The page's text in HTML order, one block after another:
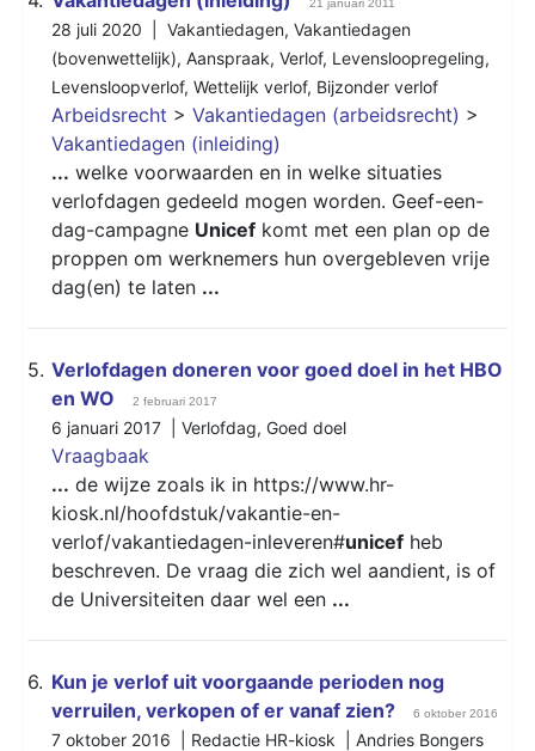
21 januari 2011
28 juli 2020 | Vakantiedagen, Vakantiedagen
(bovenwettelijk), Aanspraak, Verlof, Levensloopregeling,
Levensloopverlof, Wettelijk verlof, Bijzonder verlof
Arbeidsrecht > Vakantiedagen (arbeidsrecht) >
Vakantiedagen (inleiding)
... welke voorwaarden en in welke situaties
verlofdagen gedeeld mogen worden. Geef-een-
dag-campagne Unicef komt met een plan op de
proppen om werknemers hun overgebleven vrije
dag(en) te laten ...
5. Verlofdagen doneren voor goed doel in het HBO
en WO
2 februari 2017
6 januari 2017 | Verlofdag, Goed doel
Vraagbaak
... de wijze zoals ik in https://www.hr-
kiosk.nl/hoofdstuk/vakantie-en-
verlof/vakantiedagen-inleveren#unicef heb
beschreven. De vraag die zich wel aandient, is of
de Universiteiten daar wel een ...
6. Kun je verlof uit voorgaande perioden nog
verruilen, verkopen of er vanaf zien?
6 oktober 2016
7 oktober 2016 | Redactie HR-kiosk | Andries Bongers